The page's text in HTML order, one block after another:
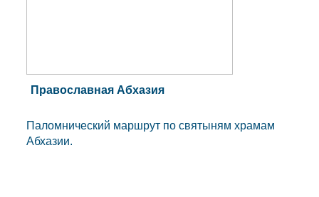
Православная Абхазия
Паломнический маршрут по святыням храмам
Абхазии.